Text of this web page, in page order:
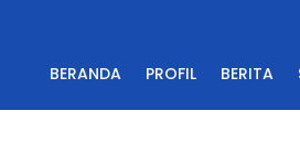
BERANDA PROFIL BERITA